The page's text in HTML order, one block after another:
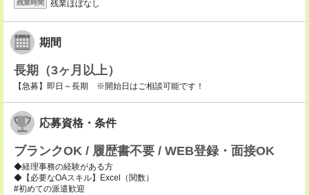
残業時間 残業ほぼなし
期間
長期（3ヶ月以上）
【急募】即日～長期 ※開始日はご相談可能です！
応募資格・条件
ブランクOK / 履歴書不要 / WEB登録・面接OK
◆経理事務の経験がある方
◆【必要なOAスキル】Excel（関数）
#初めての派遣歓迎